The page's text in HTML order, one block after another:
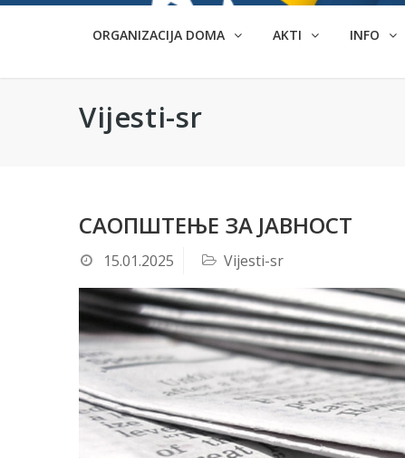
ORGANIZACIJA DOMA AKTI INFO
Vijesti-sr
САОПШТЕЊЕ ЗА ЈАВНОСТ
15.01.2025 Vijesti-sr